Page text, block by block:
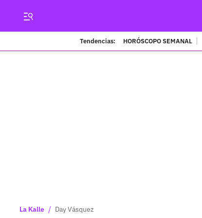
Tendencias: HORÓSCOPO SEMANAL
La Kalle / Day Vásquez